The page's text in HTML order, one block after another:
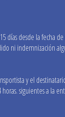
desde la fecha
ni indemnización
y el
siguientes a